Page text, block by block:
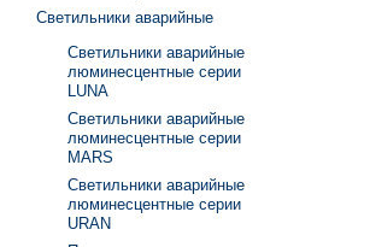
Светильники аварийные
Светильники аварийные
люминесцентные серии
LUNA
Светильники аварийные
люминесцентные серии
MARS
Светильники аварийные
люминесцентные серии
URAN